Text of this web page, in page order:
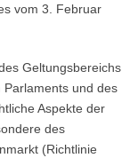
vom 3. Februar
Geltungsbereichs
und des
Aspekte der
des
(Richtlinie